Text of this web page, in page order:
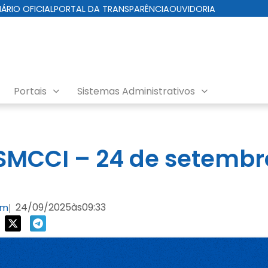
OFICIALPORTAL DA TRANSPARÊNCIAOUVIDORIA
Portais Sistemas Administrativos
– 24 de
| 24/09/2025às09:33